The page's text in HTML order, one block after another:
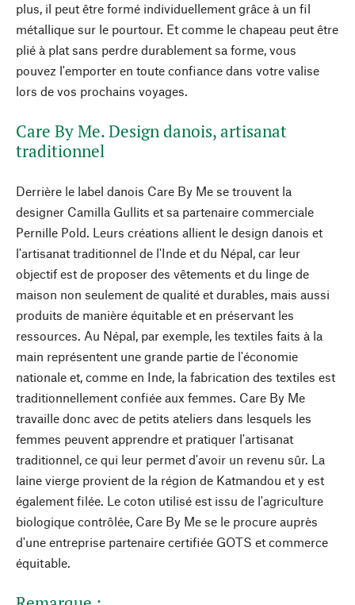
plus, il peut être formé individuellement grâce à un fil
métallique sur le pourtour. Et comme le chapeau peut être
plié à plat sans perdre durablement sa forme, vous
pouvez l'emporter en toute confiance dans votre valise
lors de vos prochains voyages.
Care By Me. Design danois, artisanat
traditionnel
Derrière le label danois Care By Me se trouvent la
designer Camilla Gullits et sa partenaire commerciale
Pernille Pold. Leurs créations allient le design danois et
l'artisanat traditionnel de l'Inde et du Népal, car leur
objectif est de proposer des vêtements et du linge de
maison non seulement de qualité et durables, mais aussi
produits de manière équitable et en préservant les
ressources. Au Népal, par exemple, les textiles faits à la
main représentent une grande partie de l'économie
nationale et, comme en Inde, la fabrication des textiles est
traditionnellement confiée aux femmes. Care By Me
travaille donc avec de petits ateliers dans lesquels les
femmes peuvent apprendre et pratiquer l'artisanat
traditionnel, ce qui leur permet d'avoir un revenu sûr. La
laine vierge provient de la région de Katmandou et y est
également filée. Le coton utilisé est issu de l'agriculture
biologique contrôlée, Care By Me se le procure auprès
d'une entreprise partenaire certifiée GOTS et commerce
équitable.